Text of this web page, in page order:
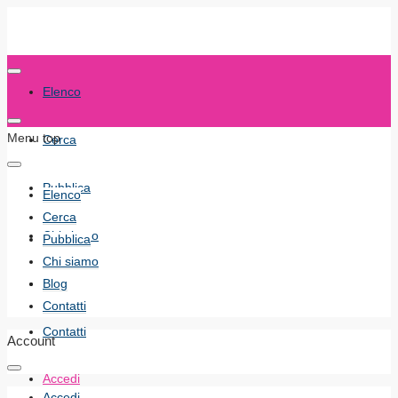
Elenco
Cerca
Pubblica
Chi siamo
Blog
Contatti
Accedi
Menu top
Elenco
Cerca
Pubblica
Chi siamo
Blog
Contatti
Account